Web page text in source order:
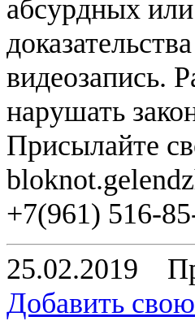
абсурдных
видеозапись.
нарушать
Присылайте
+7(961) 516-
25.02.2019
Добавить